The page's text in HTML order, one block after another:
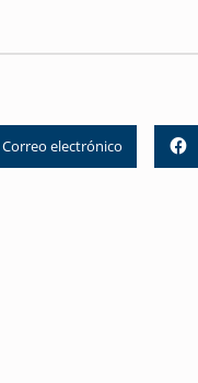
Correo electrónico